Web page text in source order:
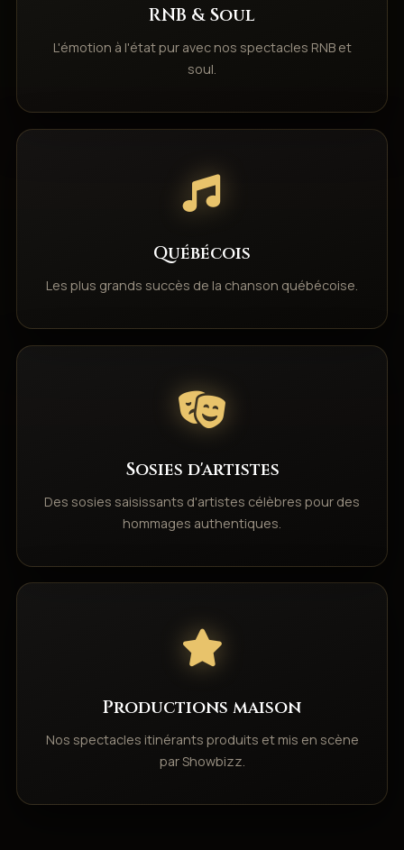
RNB & Soul
L'émotion à l'état pur avec nos spectacles RNB et
soul.
Québécois
Les plus grands succès de la chanson québécoise.
Sosies d'artistes
Des sosies saisissants d'artistes célèbres pour des
hommages authentiques.
Productions maison
Nos spectacles itinérants produits et mis en scène
par Showbizz.